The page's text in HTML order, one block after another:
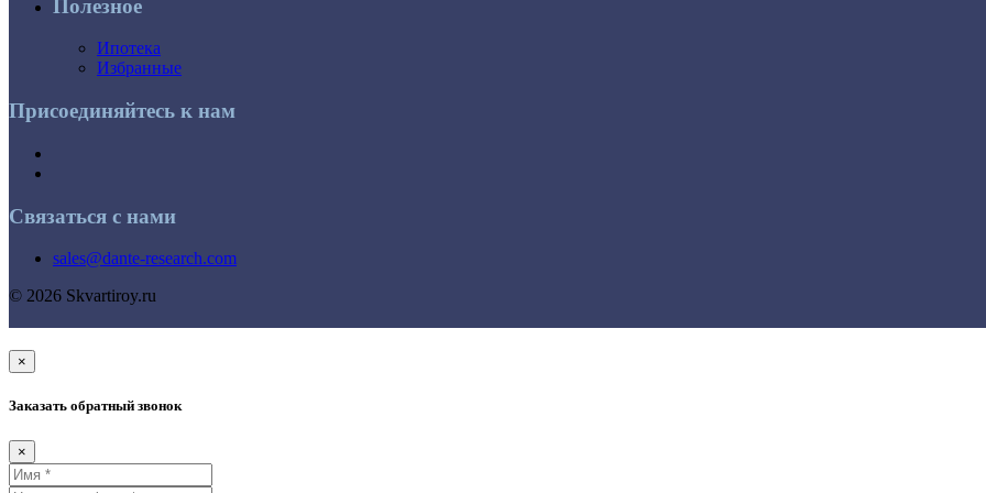
Полезное
Ипотека
Избранные
Присоединяйтесь к нам
Связаться с нами
sales@dante-research.com
© 2026 Skvartiroy.ru
×
Заказать обратный звонок
×